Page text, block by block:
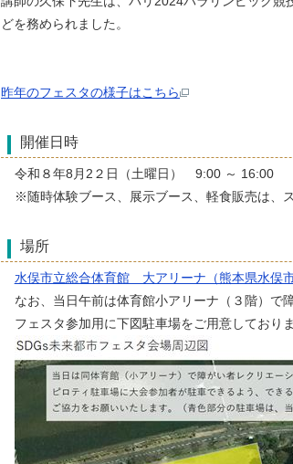
どを務められました。
昨年のフェスタの様子はこちら
開催日時
令和８年8月2２日（土曜日） 9:00 ～ 16:00
※随時体験ブース、展示ブース、軽食販売は、
場所
水俣市立総合体育館 大アリーナ（熊本県水俣市
なお、当日午前は体育館小アリーナ（３階）で
フェスタ参加用に下図駐車場をご用意しており